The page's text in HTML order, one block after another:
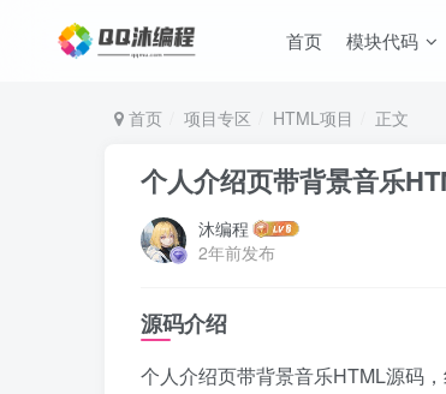
首页 模块代码
首页 项目专区 HTML项目 正文
个人介绍页带背景音乐
沐编程
2年前发布
源码介绍
个人介绍页带背景音乐HTML源码